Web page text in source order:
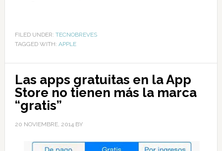
FILED UNDER: TECNOBREVES
TAGGED WITH: APPLE
Las apps gratuitas en la App
Store no tienen más la marca
“gratis”
20 NOVIEMBRE, 2014 BY